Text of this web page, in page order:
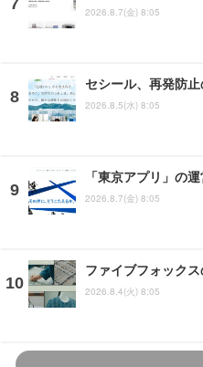
2026.8.7(金) 8:05
セシール、再発防
2026.8.5(水) 8:05
「東京アプリ」の
2026.8.7(金) 8:05
ファイブフォック
2026.8.4(火) 8:05